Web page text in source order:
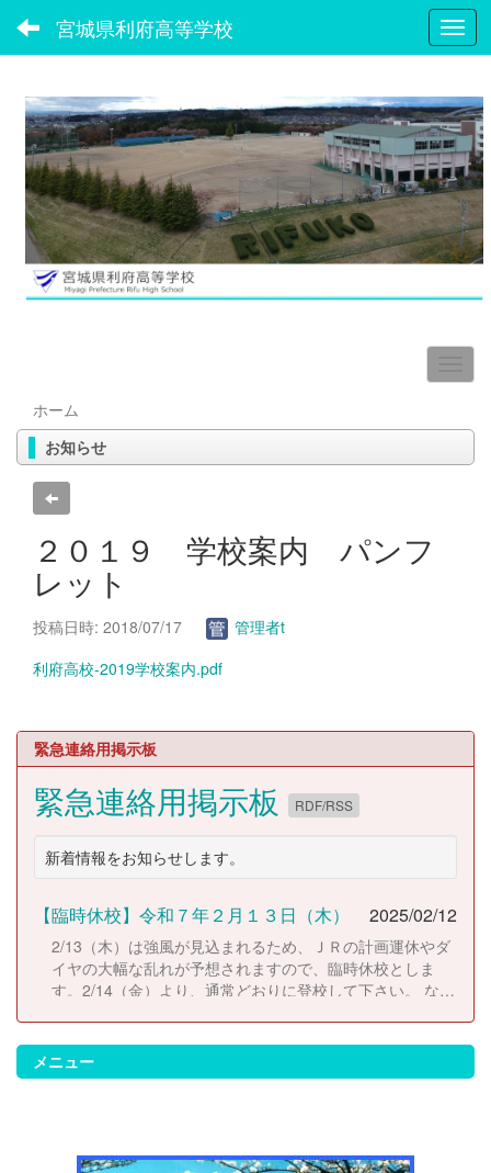
宮城県利府高等学校
ホーム
お知らせ
２０１９ 学校案内 パンフ
レット
投稿日時: 2018/07/17
管理者t
利府高校-2019学校案内.pdf
緊急連絡用掲示板
緊急連絡用掲示板 RDF/RSS
新着情報をお知らせします。
【臨時休校】令和７年２月１３日（木） 2025/02/12
2/13（木）は強風が見込まれるため、ＪＲの計画運休やダ
イヤの大幅な乱れが予想されますので、臨時休校としま
す。2/14（金）より、通常どおりに登校して下さい。 な
2/18（火）考査４日目
メニュー